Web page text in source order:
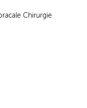
Chirurgie